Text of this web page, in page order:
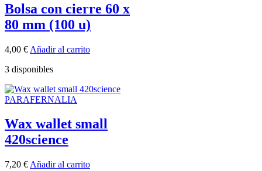
Bolsa con cierre 60 x
80 mm (100 u)
4,00 € Añadir al carrito
3 disponibles
PARAFERNALIA
Wax wallet small
420science
7,20 € Añadir al carrito